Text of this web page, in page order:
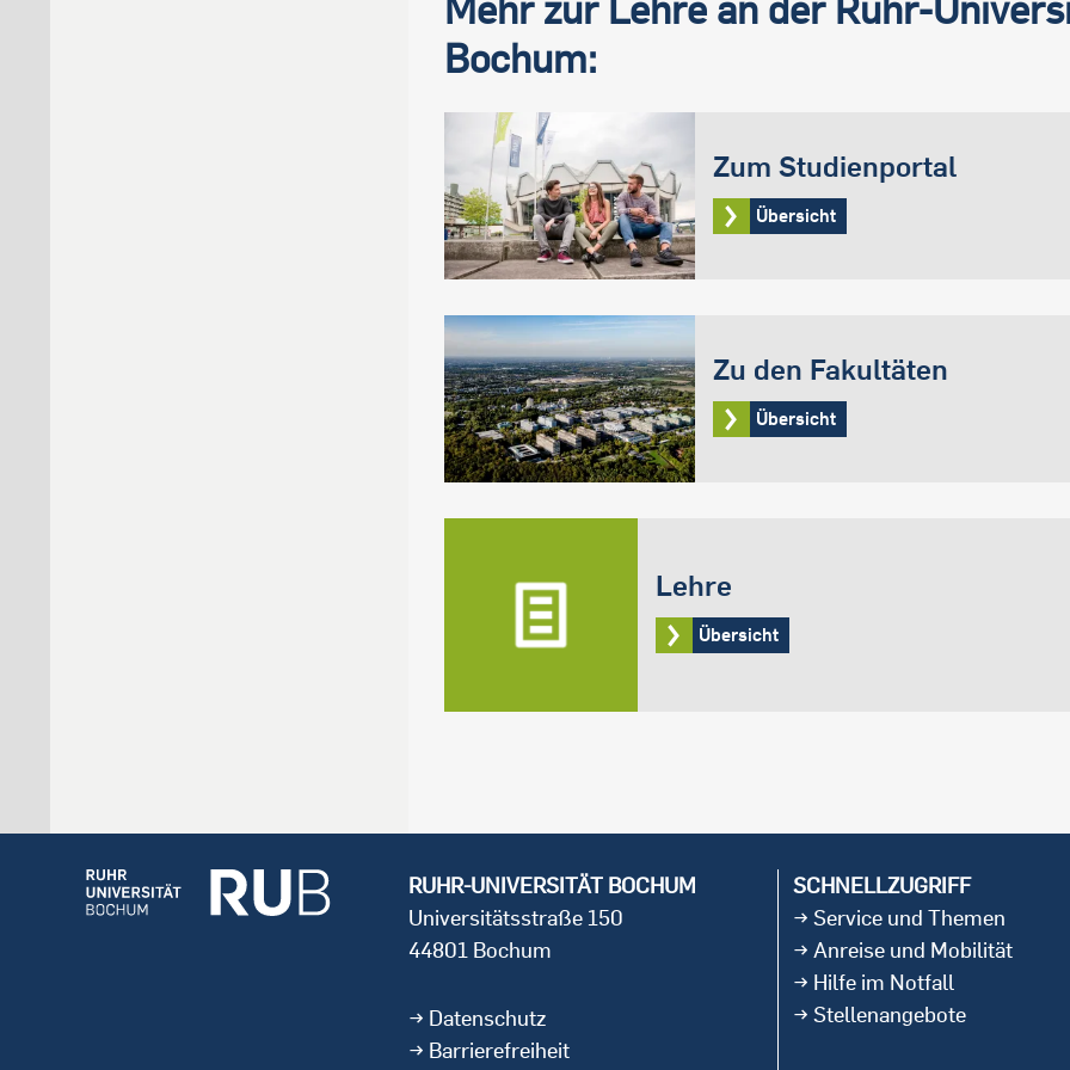
Bochum:
Zum Studienportal
Übersicht
Zu den Fakultäten
Übersicht
Lehre
Übersicht
RUHR-UNIVERSITÄT BOCHUM
Universitätsstraße 150
44801 Bochum
Datenschutz
Barrierefreiheit
SCHNELLZUGRIFF
Service und Themen
Anreise und Mobilität
Hilfe im Notfall
Stellenangebote